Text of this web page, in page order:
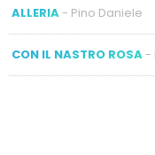
ALLERIA- Pino Daniele
CON IL NASTRO ROSA-